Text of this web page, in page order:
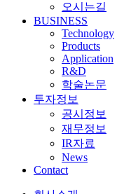
오시는길
BUSINESS
Technology
Products
Application
R&D
학술논문
투자정보
공시정보
재무정보
IR자료
News
Contact